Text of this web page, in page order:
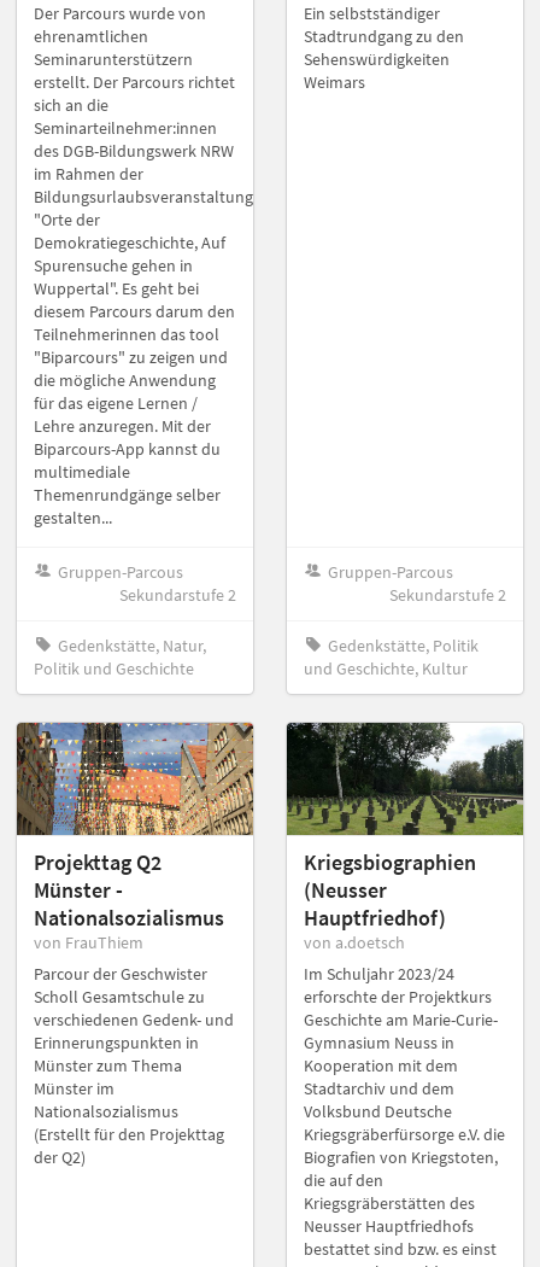
Der Parcours wurde von
ehrenamtlichen
Seminarunterstützern
erstellt. Der Parcours richtet
sich an die
Seminarteilnehmer:innen
des DGB-Bildungswerk NRW
im Rahmen der
Bildungsurlaubsveranstaltung
"Orte der
Demokratiegeschichte, Auf
Spurensuche gehen in
Wuppertal". Es geht bei
diesem Parcours darum den
Teilnehmerinnen das tool
"Biparcours" zu zeigen und
die mögliche Anwendung
für das eigene Lernen /
Lehre anzuregen. Mit der
Biparcours-App kannst du
multimediale
Themenrundgänge selber
gestalten...
Gruppen-Parcous
Sekundarstufe 2
Gedenkstätte, Natur,
Politik und Geschichte
Ein selbstständiger
Stadtrundgang zu den
Sehenswürdigkeiten
Weimars
Gruppen-Parcous
Sekundarstufe 2
Gedenkstätte, Politik
und Geschichte, Kultur
Projekttag Q2
Münster -
Nationalsozialismus
von FrauThiem
Parcour der Geschwister
Scholl Gesamtschule zu
verschiedenen Gedenk- und
Erinnerungspunkten in
Münster zum Thema
Münster im
Nationalsozialismus
(Erstellt für den Projekttag
der Q2)
Kriegsbiographien
(Neusser
Hauptfriedhof)
von a.doetsch
Im Schuljahr 2023/24
erforschte der Projektkurs
Geschichte am Marie-Curie-
Gymnasium Neuss in
Kooperation mit dem
Stadtarchiv und dem
Volksbund Deutsche
Kriegsgräberfürsorge e.V. die
Biografien von Kriegstoten,
die auf den
Kriegsgräberstätten des
Neusser Hauptfriedhofs
bestattet sind bzw. es einst